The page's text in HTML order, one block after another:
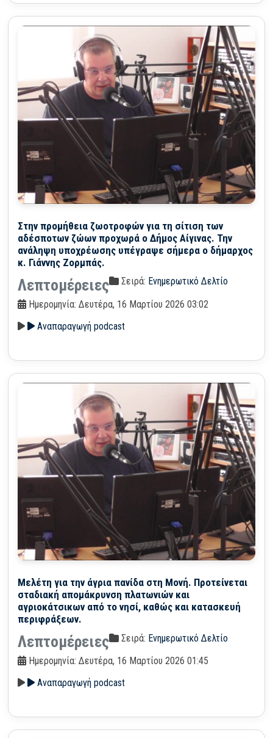
Στην προμήθεια ζωοτροφών για τη σίτιση των
αδέσποτων ζώων προχωρά ο Δήμος Αίγινας. Την
ανάληψη υποχρέωσης υπέγραψε σήμερα ο δήμαρχος
κ. Γιάννης Ζορμπάς.
Λεπτομέρειες Σειρά: Ενημερωτικό Δελτίο
Ημερομηνία: Δευτέρα, 16 Μαρτίου 2026 03:02
Αναπαραγωγή podcast
Μελέτη για την άγρια πανίδα στη Μονή. Προτείνεται
σταδιακή απομάκρυνση πλατωνιών και
αγριοκάτσικων από το νησί, καθώς και κατασκευή
περιφράξεων.
Λεπτομέρειες Σειρά: Ενημερωτικό Δελτίο
Ημερομηνία: Δευτέρα, 16 Μαρτίου 2026 01:45
Αναπαραγωγή podcast